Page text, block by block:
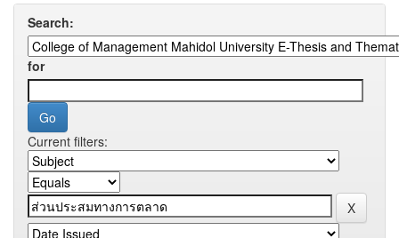
Search:
for
Current filters: